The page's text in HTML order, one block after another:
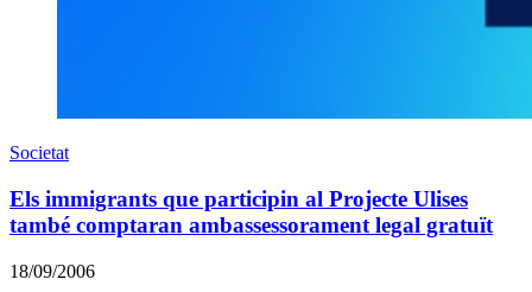
Societat
Els immigrants que participin al Projecte Ulises
també comptaran ambassessorament legal gratuït
18/09/2006